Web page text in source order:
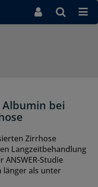
bei
Zirrhose
Langzeitbehandlung
Studie
länger als unter